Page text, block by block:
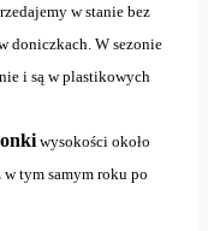
w stanie bez
doniczkach. W sezonie
i są w plastikowych
wysokości około
tym samym roku po